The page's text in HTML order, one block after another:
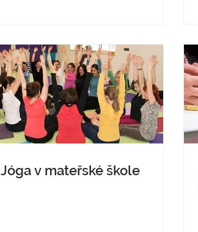
Jóga v mateřské škole